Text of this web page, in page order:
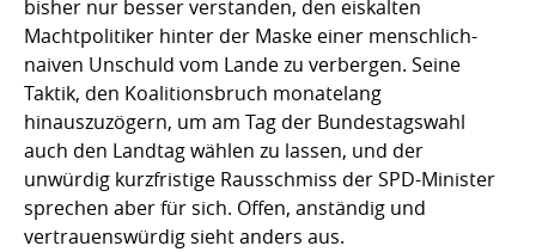
bisher nur besser verstanden, den eiskalten
Machtpolitiker hinter der Maske einer menschlich-
naiven Unschuld vom Lande zu verbergen. Seine
Taktik, den Koalitionsbruch monatelang
hinauszuzögern, um am Tag der Bundestagswahl
auch den Landtag wählen zu lassen, und der
unwürdig kurzfristige Rausschmiss der SPD-Minister
sprechen aber für sich. Offen, anständig und
vertrauenswürdig sieht anders aus.